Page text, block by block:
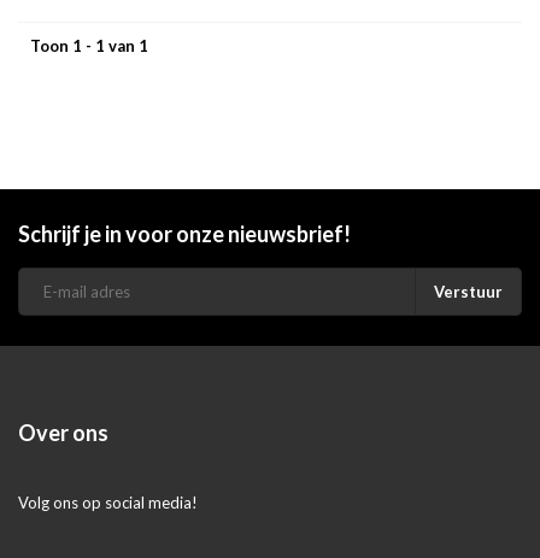
Toon 1 - 1 van 1
Schrijf je in voor onze nieuwsbrief!
Verstuur
Over ons
Volg ons op social media!